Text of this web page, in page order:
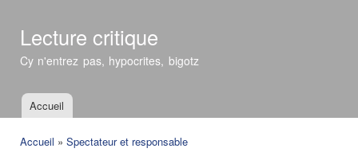
Lecture critique
Cy n'entrez pas, hypocrites, bigotz
Menu principal
Accueil
Accueil » Spectateur et responsable